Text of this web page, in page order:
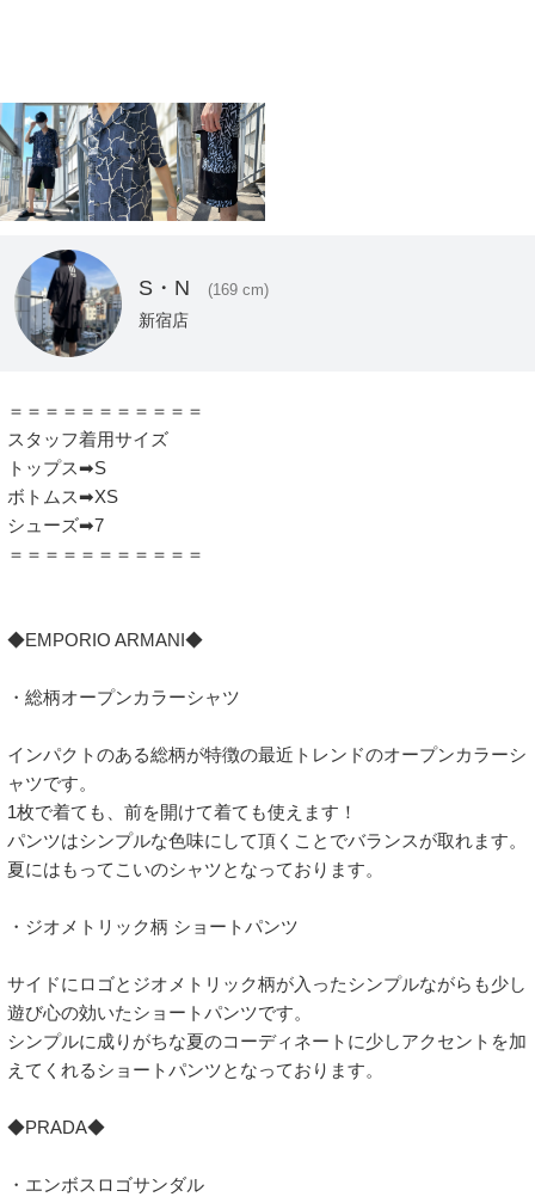
S・N (169 cm)
新宿店
＝＝＝＝＝＝＝＝＝＝＝
スタッフ着用サイズ
トップス➡S
ボトムス➡XS
シューズ➡7
＝＝＝＝＝＝＝＝＝＝＝
◆EMPORIO ARMANI◆
・総柄オープンカラーシャツ
インパクトのある総柄が特徴の最近トレンドのオープンカラーシ
ャツです。
1枚で着ても、前を開けて着ても使えます！
パンツはシンプルな色味にして頂くことでバランスが取れます。
夏にはもってこいのシャツとなっております。
・ジオメトリック柄 ショートパンツ
サイドにロゴとジオメトリック柄が入ったシンプルながらも少し
遊び心の効いたショートパンツです。
シンプルに成りがちな夏のコーディネートに少しアクセントを加
えてくれるショートパンツとなっております。
◆PRADA◆
・エンボスロゴサンダル